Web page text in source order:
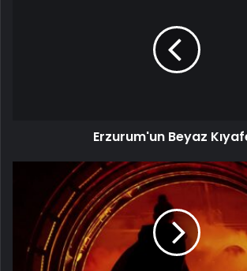
Erzurum'un Beyaz